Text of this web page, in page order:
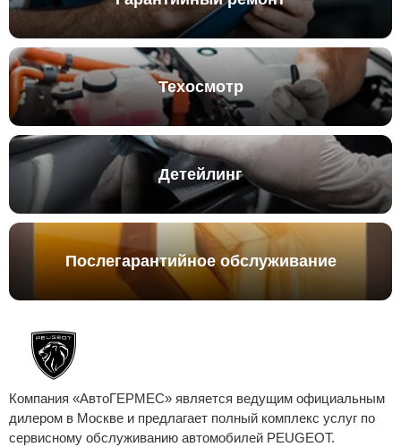
Техосмотр
Детейлинг
Послегарантийное обслуживание
Компания «АвтоГЕРМЕС» является ведущим официальным
дилером в Москве и предлагает полный комплекс услуг по
сервисному обслуживанию автомобилей PEUGEOT.